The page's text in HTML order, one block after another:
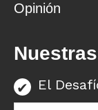
Opinión
El